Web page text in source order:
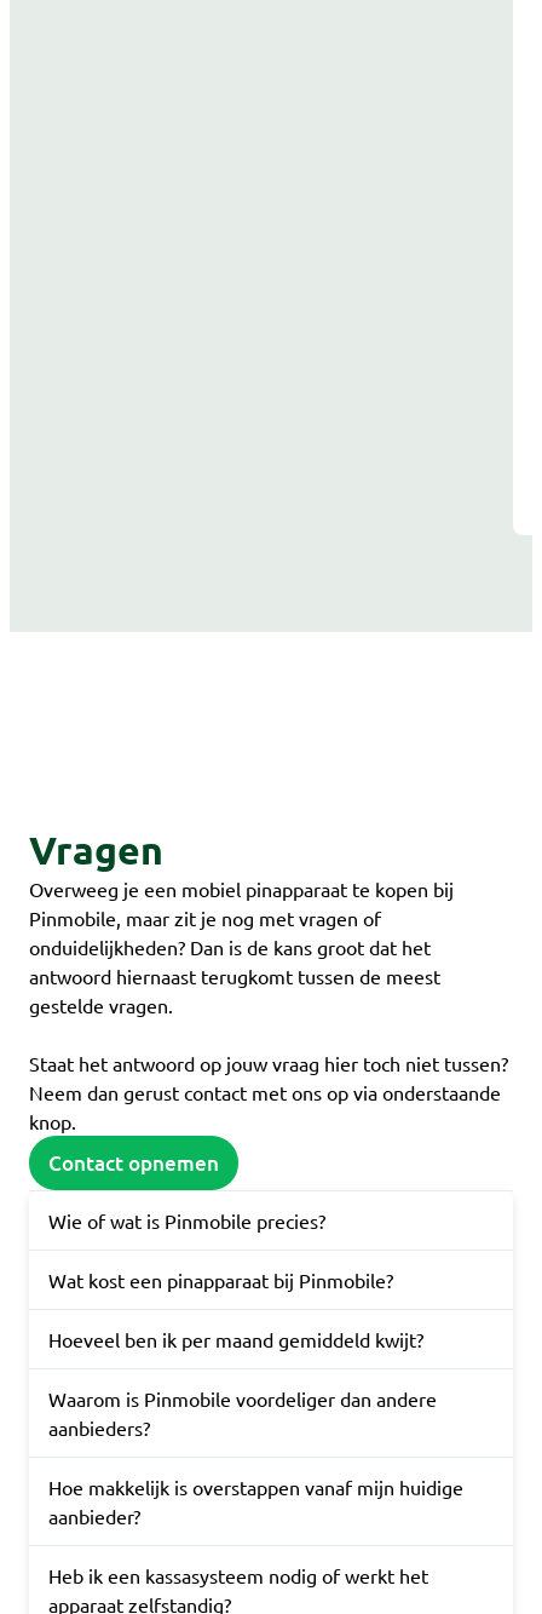
Vragen
Overweeg je een mobiel pinapparaat te kopen bij
Pinmobile, maar zit je nog met vragen of
onduidelijkheden? Dan is de kans groot dat het
antwoord hiernaast terugkomt tussen de meest
gestelde vragen.
Staat het antwoord op jouw vraag hier toch niet tussen?
Neem dan gerust contact met ons op via onderstaande
knop.
Contact opnemen
Wie of wat is Pinmobile precies?
Wat kost een pinapparaat bij Pinmobile?
Hoeveel ben ik per maand gemiddeld kwijt?
Waarom is Pinmobile voordeliger dan andere
aanbieders?
Hoe makkelijk is overstappen vanaf mijn huidige
aanbieder?
Heb ik een kassasysteem nodig of werkt het
apparaat zelfstandig?